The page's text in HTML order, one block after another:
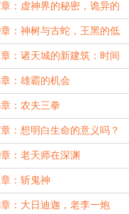
：虚神界的秘密，诡异的
章：神树与古蛇，王黑的低
：诸天城的新建筑：时间
：雄霸的机会
：农夫三拳
：想明白生命的意义吗？
：老天师在深渊
：斩鬼神
：大日迪迦，老李一炮